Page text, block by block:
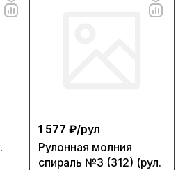
1 577 ₽/рул
Рулонная молния
спираль №3 (312) (рул.